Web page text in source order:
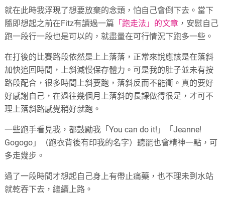
就在此時我浮現了想要放棄的念頭，怕自己會倒下去。當下
隨即想起之前在Fitz有讀過一篇 「跑走法」的文章 ，安慰自己
跑一段行一段也是可以的，就盡量在可行情況下跑多一些。
在打後的比賽路段依然是上上落落，正常來說應該是在落斜
加快追回時間，上斜減慢保存體力。可是我的肚子並未有按
路段配合，很多時間上斜要跑，落斜反而不能衝。真的要好
好感謝自己，在過往幾個月上落斜的長課做得很足，才可不
理上落斜路感覺稍好就跑。
一些跑手看見我，都鼓勵我「You can do it! 」「Jeanne!
Gogogo 」（跑衣背後有印我的名字）聽罷也會精神一點，可
多走幾步。
過了一段時間才想起自己身上有帶止痛藥，也不理未到水站
就乾吞下去，繼續上路。